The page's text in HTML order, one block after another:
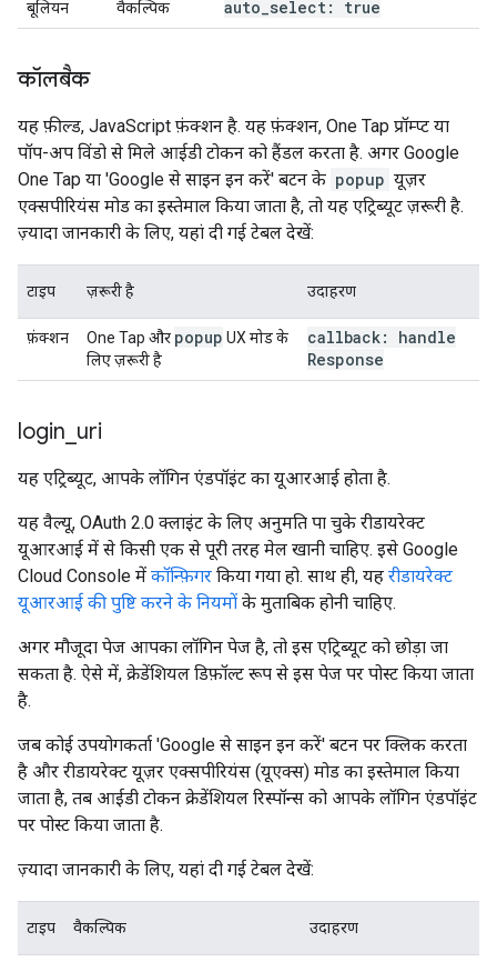
बूलियन वैकल्पिक auto select: true
कॉलबैक
यह फ़ील्ड, JavaScript फ़ंक्शन है. यह फ़ंक्शन, One Tap प्रॉम्प्ट या
पॉप-अप विंडो से मिले आईडी टोकन को हैंडल करता है. अगर Google
One Tap या 'Google से साइन इन करें' बटन के popup यूज़र
एक्सपीरियंस मोड का इस्तेमाल किया जाता है, तो यह एट्रिब्यूट ज़रूरी है.
ज़्यादा जानकारी के लिए, यहां दी गई टेबल देखें:
टाइप ज़रूरी है उदाहरण
फ़ंक्शन One Tap और popup UX मोड के
लिए ज़रूरी है
callback: handle
Response
login uri
यह एट्रिब्यूट, आपके लॉगिन एंडपॉइंट का यूआरआई होता है.
यह वैल्यू, OAuth 2.0 क्लाइंट के लिए अनुमति पा चुके रीडायरेक्ट
यूआरआई में से किसी एक से पूरी तरह मेल खानी चाहिए. इसे Google
Cloud Console में कॉन्फ़िगर किया गया हो. साथ ही, यह रीडायरेक्ट
यूआरआई की पुष्टि करने के नियमों के मुताबिक होनी चाहिए.
अगर मौजूदा पेज आपका लॉगिन पेज है, तो इस एट्रिब्यूट को छोड़ा जा
सकता है. ऐसे में, क्रेडेंशियल डिफ़ॉल्ट रूप से इस पेज पर पोस्ट किया जाता
है.
जब कोई उपयोगकर्ता 'Google से साइन इन करें' बटन पर क्लिक करता
है और रीडायरेक्ट यूज़र एक्सपीरियंस (यूएक्स) मोड का इस्तेमाल किया
जाता है, तब आईडी टोकन क्रेडेंशियल रिस्पॉन्स को आपके लॉगिन एंडपॉइंट
पर पोस्ट किया जाता है.
ज़्यादा जानकारी के लिए, यहां दी गई टेबल देखें:
टाइप वैकल्पिक उदाहरण